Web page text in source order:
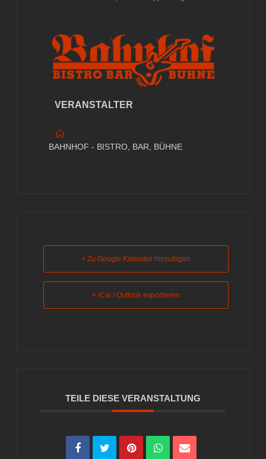
VERANSTALTER
BAHNHOF - BISTRO, BAR, BÜHNE
+ Zu Google Kalender hinzufügen
+ iCal / Outlook exportieren
TEILE DIESE VERANSTALTUNG